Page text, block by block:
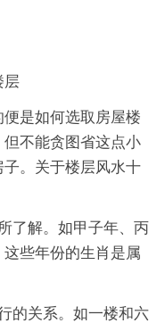
层
是如何选取房屋楼
不能贪图省这点小
。关于楼层风水十
了解。如甲子年、丙
些年份的生肖是属
的关系。如一楼和六